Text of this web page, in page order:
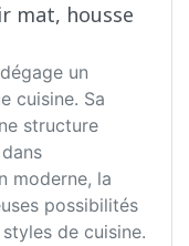
mat, housse
un
cuisine. Sa
structure
moderne, la
possibilités
de cuisine.